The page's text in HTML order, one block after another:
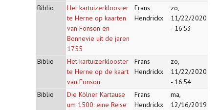
Biblio
Het kartuizerklooster
te Herne op kaarten
van Fonson en
Bonnevie uit de jaren
1755
Frans
Hendrickx
zo,
11/22/2020
- 16:53
Biblio
Het kartuizerklooster
te Herne op de kaart
van Fonson
Frans
Hendrickx
zo,
11/22/2020
- 16:54
Biblio
Die Kölner Kartause
um 1500: eine Reise
Frans
Hendrickx
ma,
12/16/2019